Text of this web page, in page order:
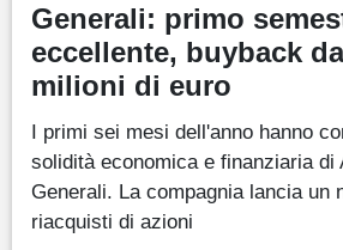
Generali: primo
eccellente, buyback
milioni di euro
I primi sei mesi dell'anno hanno
solidità economica e finanziaria di
Generali. La compagnia lancia un
riacquisti di azioni